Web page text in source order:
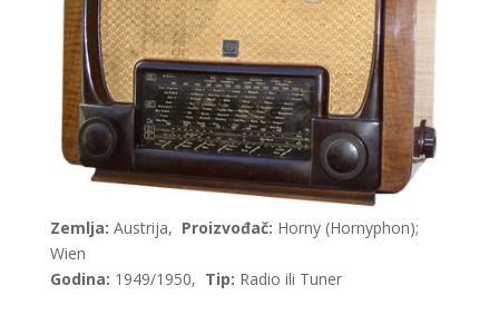
Zemlja: Austrija, Proizvođač: Horny (Hornyphon);
Wien
Godina: 1949/1950, Tip: Radio ili Tuner